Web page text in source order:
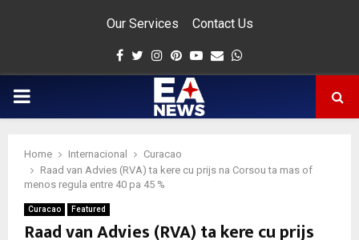
Our Services Contact Us
Facebook
Twitter
Instagram
Pinterest
Youtube
Email
PRIMARY
Home Internacional
Curacao
Raad van Advies (RVA) ta kere cu prijs na Corsou ta mas of
menos regula entre 40 pa 45 %
Curacao Featured
Raad van Advies (RVA) ta kere cu prijs